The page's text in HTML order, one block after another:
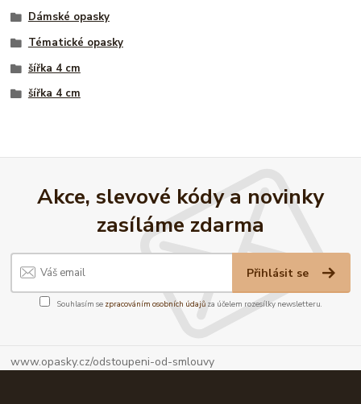
Dámské opasky
Tématické opasky
šířka 4 cm
šířka 4 cm
Akce, slevové kódy a novinky
zasíláme zdarma
Přihlásit se
Souhlasím se zpracováním osobních údajůza účelem rozesílky newsletteru.
www.opasky.cz/odstoupeni-od-smlouvy